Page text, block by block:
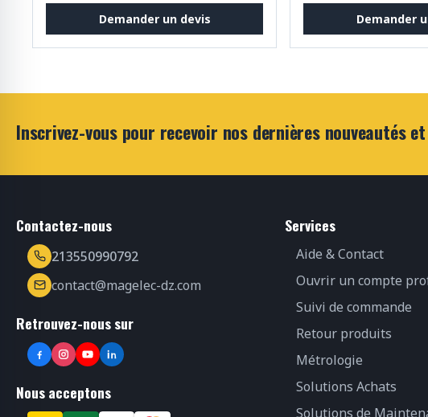
Demander un devis Demander
Inscrivez-vous pour recevoir nos dernières nouveautés
Contactez-nous
213550990792
contact@magelec-dz.com
Retrouvez-nous sur
Nous acceptons
Services
Aide & Contact
Ouvrir un compte
Suivi de commande
Retour produits
Métrologie
Solutions Achats
Solutions de